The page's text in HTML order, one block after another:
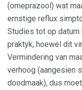
(omeprazool) wat
ernstige reflux
Studies tot op
praktyk, hoewel dit
Vermindering van
verhoog (aangesien
doodmaak), dus